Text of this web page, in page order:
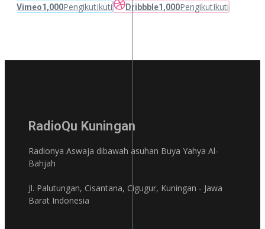
Vimeo1,000PengikutIkuti Dribbble1,000PengikutIkuti
RadioQu Kuningan
Radionya Aswaja dibawah asuhan Buya Yahya Al-
Bahjah
Jl. Palutungan, Cisantana, Cigugur, Kuningan - Jawa
Barat Indonesia